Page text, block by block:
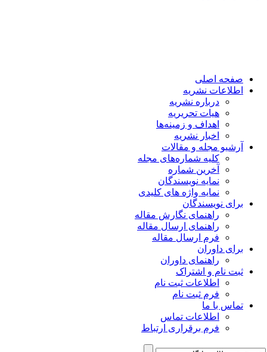
صفحه اصلی
اطلاعات نشریه
درباره نشریه
هیات تحریریه
اهداف و زمینه‌ها
اخبار نشریه
آرشیو مجله و مقالات
کلیه شماره‌های مجله
آخرین شماره
نمایه نویسندگان
نمایه واژه های کلیدی
برای نویسندگان
راهنمای نگارش مقاله
راهنمای ارسال مقاله
فرم ارسال مقاله
برای داوران
راهنمای داوران
ثبت نام و اشتراک
اطلاعات ثبت نام
فرم ثبت نام
تماس با ما
اطلاعات تماس
فرم برقراری ارتباط